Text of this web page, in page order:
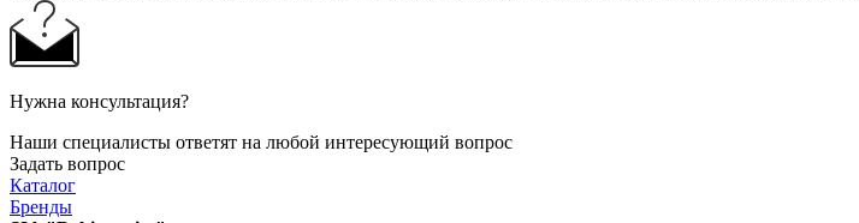
Нужна консультация?
Наши специалисты ответят на любой интересующий вопрос
Задать вопрос
Каталог
Бренды